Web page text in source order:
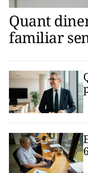
Quant
familiar